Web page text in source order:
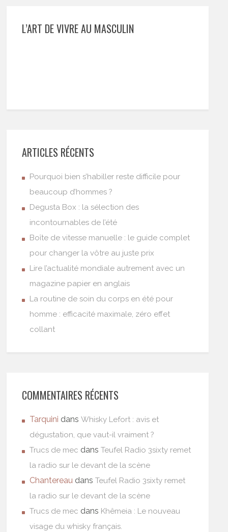
L’ART DE VIVRE AU MASCULIN
ARTICLES RÉCENTS
Pourquoi bien s’habiller reste difficile pour
beaucoup d’hommes ?
Degusta Box : la sélection des
incontournables de l’été
Boîte de vitesse manuelle : le guide complet
pour changer la vôtre au juste prix
Lire l’actualité mondiale autrement avec un
magazine papier en anglais
La routine de soin du corps en été pour
homme : efficacité maximale, zéro effet
collant
COMMENTAIRES RÉCENTS
Tarquini dansWhisky Lefort : avis et
dégustation, que vaut-il vraiment ?
Trucs de mec dansTeufel Radio 3sixty remet
la radio sur le devant de la scène
Chantereau dansTeufel Radio 3sixty remet
la radio sur le devant de la scène
Trucs de mec dans Khêmeia : Le nouveau
visage du whisky français.